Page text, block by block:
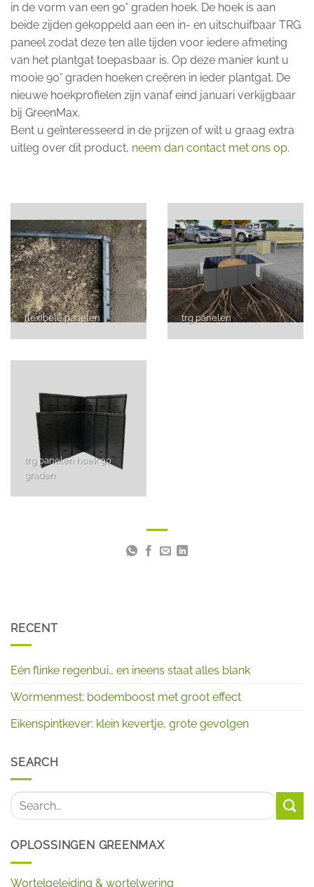
in de vorm van een 90° graden hoek. De hoek is aan
beide zijden gekoppeld aan een in- en uitschuifbaar TRG
paneel zodat deze ten alle tijden voor iedere afmeting
van het plantgat toepasbaar is. Op deze manier kunt u
mooie 90° graden hoeken creëren in ieder plantgat. De
nieuwe hoekprofielen zijn vanaf eind januari verkijgbaar
bij GreenMax.
Bent u geïnteresseerd in de prijzen of wilt u graag extra
uitleg over dit product, neem dan contact met ons op.
flexibele panelen trg panelen
trg panelen hoek 90
graden
RECENT
Eén flinke regenbui… en ineens staat alles blank
Wormenmest: bodemboost met groot effect
Eikenspintkever: klein kevertje, grote gevolgen
SEARCH
OPLOSSINGEN GREENMAX
Wortelgeleiding & wortelwering